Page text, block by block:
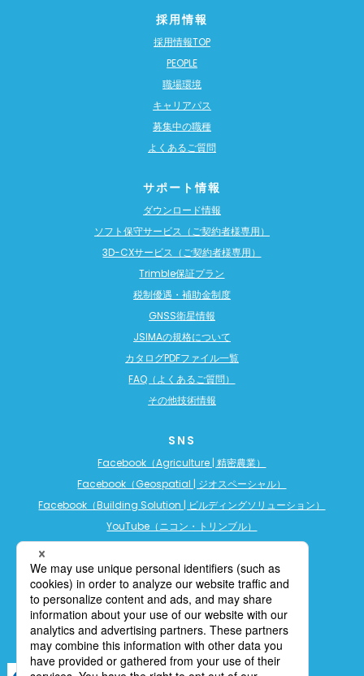
採用情報
採用情報TOP
PEOPLE
職場環境
キャリアパス
募集中の職種
よくあるご質問
サポート情報
ダウンロード情報
ソフト保守サービス（ご契約者様専用）
3D-CXサービス（ご契約者様専用）
Trimble保証プラン
税制優遇・補助金制度
GNSS衛星情報
JSIMAの規格について
カタログPDFファイル一覧
FAQ（よくあるご質問）
その他技術情報
SNS
Facebook（Agriculture | 精密農業）
Facebook（Geospatial | ジオスペーシャル）
Facebook（Building Solution | ビルディングソリューション）
YouTube（ニコン・トリンブル）
YouTube（ビルディングソリューション）
LINE公式アカウント（精密農業）